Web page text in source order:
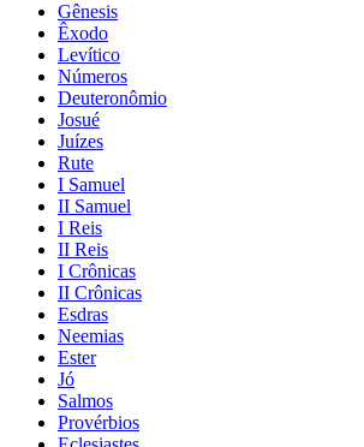
Gênesis
Êxodo
Levítico
Números
Deuteronômio
Josué
Juízes
Rute
I Samuel
II Samuel
I Reis
II Reis
I Crônicas
II Crônicas
Esdras
Neemias
Ester
Jó
Salmos
Provérbios